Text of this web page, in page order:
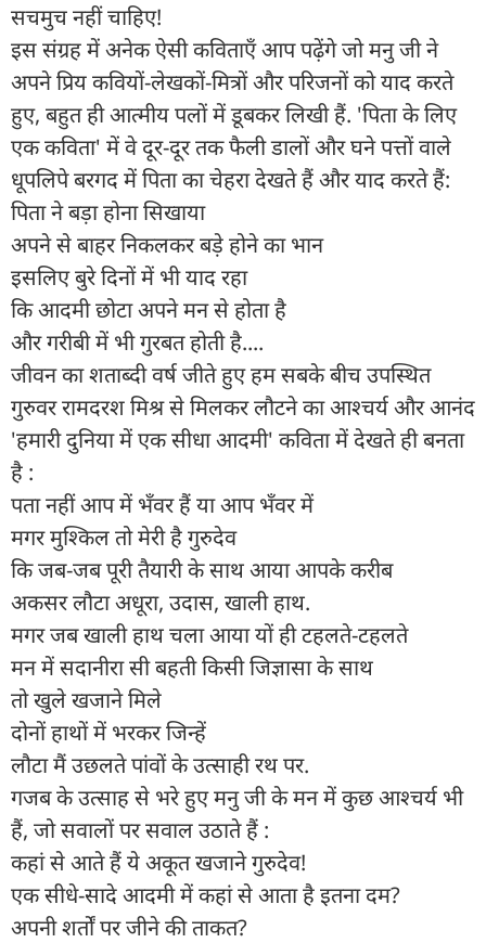
सचमुच नहीं चाहिए!
इस संग्रह में अनेक ऐसी कविताएँ आप पढ़ेंगे जो मनु जी ने
अपने प्रिय कवियों-लेखकों-मित्रों और परिजनों को याद करते
हुए, बहुत ही आत्मीय पलों में डूबकर लिखी हैं. 'पिता के लिए
एक कविता' में वे दूर-दूर तक फैली डालों और घने पत्तों वाले
धूपलिपे बरगद में पिता का चेहरा देखते हैं और याद करते हैं:
पिता ने बड़ा होना सिखाया
अपने से बाहर निकलकर बड़े होने का भान
इसलिए बुरे दिनों में भी याद रहा
कि आदमी छोटा अपने मन से होता है
और गरीबी में भी गुरबत होती है....
जीवन का शताब्दी वर्ष जीते हुए हम सबके बीच उपस्थित
गुरुवर रामदरश मिश्र से मिलकर लौटने का आश्चर्य और आनंद
'हमारी दुनिया में एक सीधा आदमी' कविता में देखते ही बनता
है :
पता नहीं आप में भँवर हैं या आप भँवर में
मगर मुश्किल तो मेरी है गुरुदेव
कि जब-जब पूरी तैयारी के साथ आया आपके करीब
अकसर लौटा अधूरा, उदास, खाली हाथ.
मगर जब खाली हाथ चला आया यों ही टहलते-टहलते
मन में सदानीरा सी बहती किसी जिज्ञासा के साथ
तो खुले खजाने मिले
दोनों हाथों में भरकर जिन्हें
लौटा मैं उछलते पांवों के उत्साही रथ पर.
गजब के उत्साह से भरे हुए मनु जी के मन में कुछ आश्चर्य भी
हैं, जो सवालों पर सवाल उठाते हैं :
कहां से आते हैं ये अकूत खजाने गुरुदेव!
एक सीधे-सादे आदमी में कहां से आता है इतना दम?
अपनी शर्तों पर जीने की ताकत?